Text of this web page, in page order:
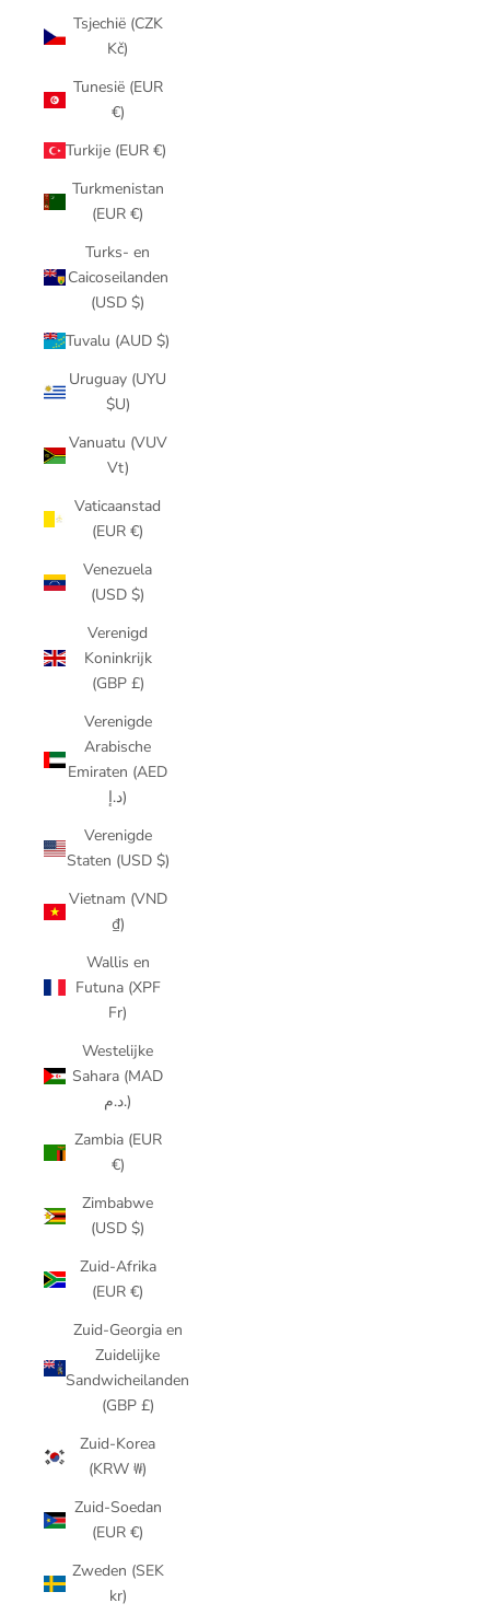
Tsjechië (CZK
Kč)
Tunesië (EUR
€)
Turkije (EUR €)
Turkmenistan
(EUR €)
Turks- en
Caicoseilanden
(USD $)
Tuvalu (AUD $)
Uruguay (UYU
$U)
Vanuatu (VUV
Vt)
Vaticaanstad
(EUR €)
Venezuela
(USD $)
Verenigd
Koninkrijk
(GBP £)
Verenigde
Arabische
Emiraten (AED
د.إ)
Verenigde
Staten (USD $)
Vietnam (VND
₫)
Wallis en
Futuna (XPF
Fr)
Westelijke
Sahara (MAD
د.م.)
Zambia (EUR
€)
Zimbabwe
(USD $)
Zuid-Afrika
(EUR €)
Zuid-Georgia en
Zuidelijke
Sandwicheilanden
(GBP £)
Zuid-Korea
(KRW ₩)
Zuid-Soedan
(EUR €)
Zweden (SEK
kr)